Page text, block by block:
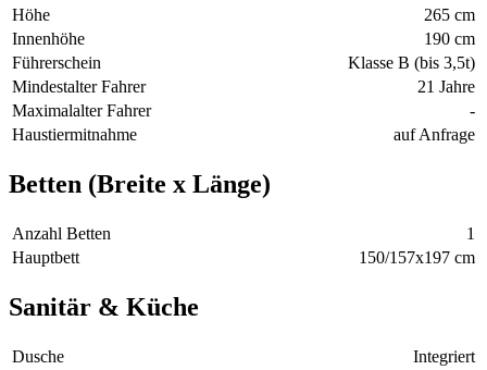
Höhe
265 cm
Innenhöhe
190 cm
Führerschein
Klasse B (bis 3,5t)
Mindestalter Fahrer
21 Jahre
Maximalalter Fahrer
-
Haustiermitnahme
auf Anfrage
Betten (Breite x Länge)
Anzahl Betten
1
Hauptbett
150/157x197 cm
Sanitär & Küche
Dusche
Integriert